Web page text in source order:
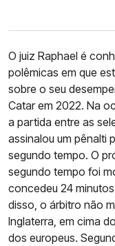
O juiz Raphael é
polêmicas em que
sobre o seu
Catar em 2022. Na
a partida entre as
assinalou um pênalti
segundo tempo. O
segundo tempo foi
concedeu 24
disso, o árbitro não
Inglaterra, em cima
dos europeus.